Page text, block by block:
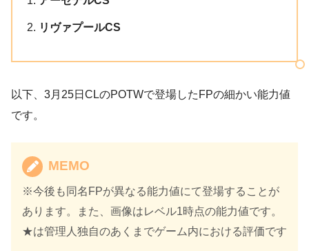
リヴァプールCS
以下、3月25日CLのPOTWで登場したFPの細かい能力値
です。
MEMO
※今後も同名FPが異なる能力値にて登場することが
あります。また、画像はレベル1時点の能力値です。
★は管理人独自のあくまでゲーム内における評価です